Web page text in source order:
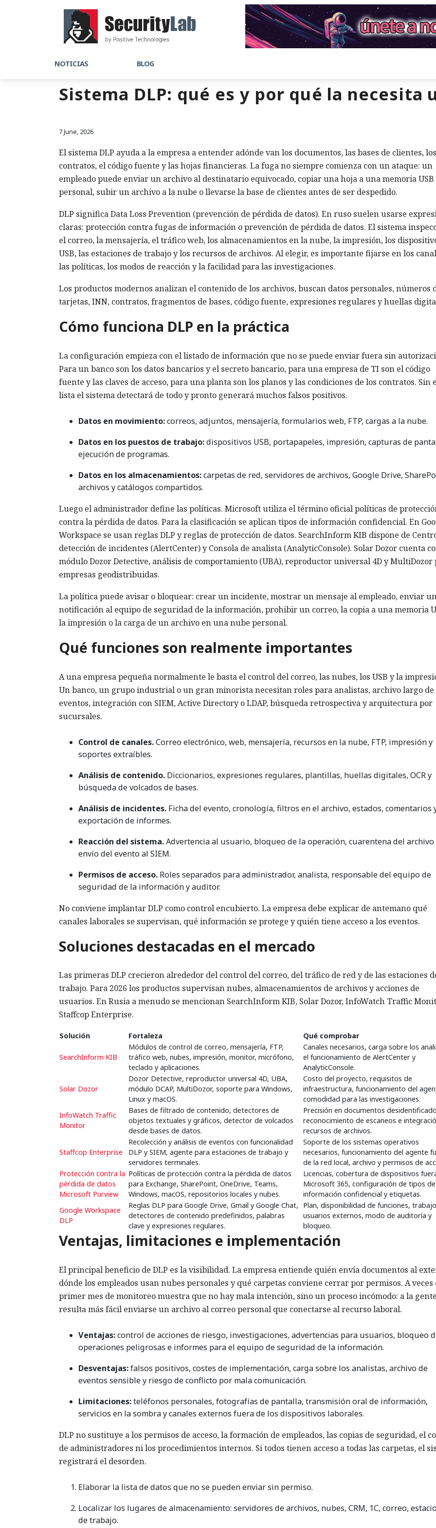
NOTICIAS BLOG
Sistema DLP: qué es y por qué la necesita
7 June, 2026
El sistema DLP ayuda a la empresa a entender adónde van los documentos, las bases de clientes, los
contratos, el código fuente y las hojas financieras. La fuga no siempre comienza con un ataque: un
empleado puede enviar un archivo al destinatario equivocado, copiar una hoja a una memoria USB
personal, subir un archivo a la nube o llevarse la base de clientes antes de ser despedido.
DLP significa Data Loss Prevention (prevención de pérdida de datos). En ruso suelen usarse
claras: protección contra fugas de información o prevención de pérdida de datos. El sistema
el correo, la mensajería, el tráfico web, los almacenamientos en la nube, la impresión, los
USB, las estaciones de trabajo y los recursos de archivos. Al elegir, es importante fijarse en los
las políticas, los modos de reacción y la facilidad para las investigaciones.
Los productos modernos analizan el contenido de los archivos, buscan datos personales, números
tarjetas, INN, contratos, fragmentos de bases, código fuente, expresiones regulares y huellas
Cómo funciona DLP en la práctica
La configuración empieza con el listado de información que no se puede enviar fuera sin
Para un banco son los datos bancarios y el secreto bancario, para una empresa de TI son el código
fuente y las claves de acceso, para una planta son los planos y las condiciones de los contratos. Sin
lista el sistema detectará de todo y pronto generará muchos falsos positivos.
Datos en movimiento:correos, adjuntos, mensajería, formularios web, FTP, cargas a la nube.
Datos en los puestos de trabajo:dispositivos USB, portapapeles, impresión, capturas de
ejecución de programas.
Datos en los almacenamientos:carpetas de red, servidores de archivos, Google Drive,
archivos y catálogos compartidos.
Luego el administrador define las políticas. Microsoft utiliza el término oficial políticas de
contra la pérdida de datos. Para la clasificación se aplican tipos de información confidencial. En
Workspace se usan reglas DLP y reglas de protección de datos. SearchInform KIB dispone de
detección de incidentes (AlertCenter) y Consola de analista (AnalyticConsole). Solar Dozor cuenta
módulo Dozor Detective, análisis de comportamiento (UBA), reproductor universal 4D y MultiDozor
empresas geodistribuidas.
La política puede avisar o bloquear: crear un incidente, mostrar un mensaje al empleado, enviar
notificación al equipo de seguridad de la información, prohibir un correo, la copia a una memoria
la impresión o la carga de un archivo en una nube personal.
Qué funciones son realmente importantes
A una empresa pequeña normalmente le basta el control del correo, las nubes, los USB y la
Un banco, un grupo industrial o un gran minorista necesitan roles para analistas, archivo largo de
eventos, integración con SIEM, Active Directory o LDAP, búsqueda retrospectiva y arquitectura por
sucursales.
Control de canales.Correo electrónico, web, mensajería, recursos en la nube, FTP, impresión y
soportes extraíbles.
Análisis de contenido. Diccionarios, expresiones regulares, plantillas, huellas digitales, OCR y
búsqueda de volcados de bases.
Análisis de incidentes. Ficha del evento, cronología, filtros en el archivo, estados, comentarios
exportación de informes.
Reacción del sistema.Advertencia al usuario, bloqueo de la operación, cuarentena del archivo
envío del evento al SIEM.
Permisos de acceso. Roles separados para administrador, analista, responsable del equipo de
seguridad de la información y auditor.
No conviene implantar DLP como control encubierto. La empresa debe explicar de antemano qué
canales laborales se supervisan, qué información se protege y quién tiene acceso a los eventos.
Soluciones destacadas en el mercado
Las primeras DLP crecieron alrededor del control del correo, del tráfico de red y de las estaciones
trabajo. Para 2026 los productos supervisan nubes, almacenamientos de archivos y acciones de
usuarios. En Rusia a menudo se mencionan SearchInform KIB, Solar Dozor, InfoWatch Traffic
Staffcop Enterprise.
Solución Fortaleza Qué comprobar
SearchInform KIB
Módulos de control de correo, mensajería, FTP,
tráfico web, nubes, impresión, monitor, micrófono,
teclado y aplicaciones.
Canales necesarios, carga sobre los
el funcionamiento de AlertCenter y
AnalyticConsole.
Solar Dozor
Dozor Detective, reproductor universal 4D, UBA,
módulo DCAP, MultiDozor, soporte para Windows,
Linux y macOS.
Costo del proyecto, requisitos de
infraestructura, funcionamiento del
comodidad para las investigaciones.
InfoWatch Traffic
Monitor
Bases de filtrado de contenido, detectores de
objetos textuales y gráficos, detector de volcados
desde bases de datos.
Precisión en documentos
reconocimiento de escaneos e
recursos de archivos.
Staffcop Enterprise
Recolección y análisis de eventos con funcionalidad
DLP y SIEM, agente para estaciones de trabajo y
servidores terminales.
Soporte de los sistemas operativos
necesarios, funcionamiento del agente
de la red local, archivo y permisos de
Protección contra la
pérdida de datos
Microsoft Purview
Políticas de protección contra la pérdida de datos
para Exchange, SharePoint, OneDrive, Teams,
Windows, macOS, repositorios locales y nubes.
Licencias, cobertura de dispositivos
Microsoft 365, configuración de tipos de
información confidencial y etiquetas.
Google Workspace
DLP
Reglas DLP para Google Drive, Gmail y Google Chat,
detectores de contenido predefinidos, palabras
clave y expresiones regulares.
Plan, disponibilidad de funciones,
usuarios externos, modo de auditoría y
bloqueo.
Ventajas, limitaciones e implementación
El principal beneficio de DLP es la visibilidad. La empresa entiende quién envía documentos al
dónde los empleados usan nubes personales y qué carpetas conviene cerrar por permisos. A veces
primer mes de monitoreo muestra que no hay mala intención, sino un proceso incómodo: a la
resulta más fácil enviarse un archivo al correo personal que conectarse al recurso laboral.
Ventajas:control de acciones de riesgo, investigaciones, advertencias para usuarios, bloqueo
operaciones peligrosas e informes para el equipo de seguridad de la información.
Desventajas:falsos positivos, costes de implementación, carga sobre los analistas, archivo de
eventos sensible y riesgo de conflicto por mala comunicación.
Limitaciones:teléfonos personales, fotografías de pantalla, transmisión oral de información,
servicios en la sombra y canales externos fuera de los dispositivos laborales.
DLP no sustituye a los permisos de acceso, la formación de empleados, las copias de seguridad, el
de administradores ni los procedimientos internos. Si todos tienen acceso a todas las carpetas, el
registrará el desorden.
Elaborar la lista de datos que no se pueden enviar sin permiso.
Localizar los lugares de almacenamiento: servidores de archivos, nubes, CRM, 1C, correo,
de trabajo.